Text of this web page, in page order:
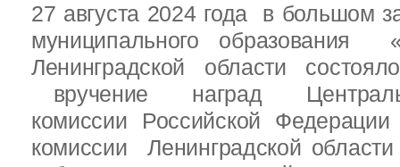
27 августа 2024 года в большом
муниципального образования
Ленинградской области
вручение наград
комиссии Российской
комиссии Ленинградской